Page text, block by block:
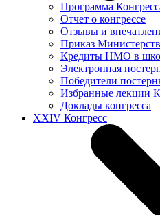
Программа
Отчет о конгрессе
Отзывы и
Приказ
Кредиты НМО в
Электронная
Победители
Избранные лекции
Доклады конгресса
XXIV Конгресс